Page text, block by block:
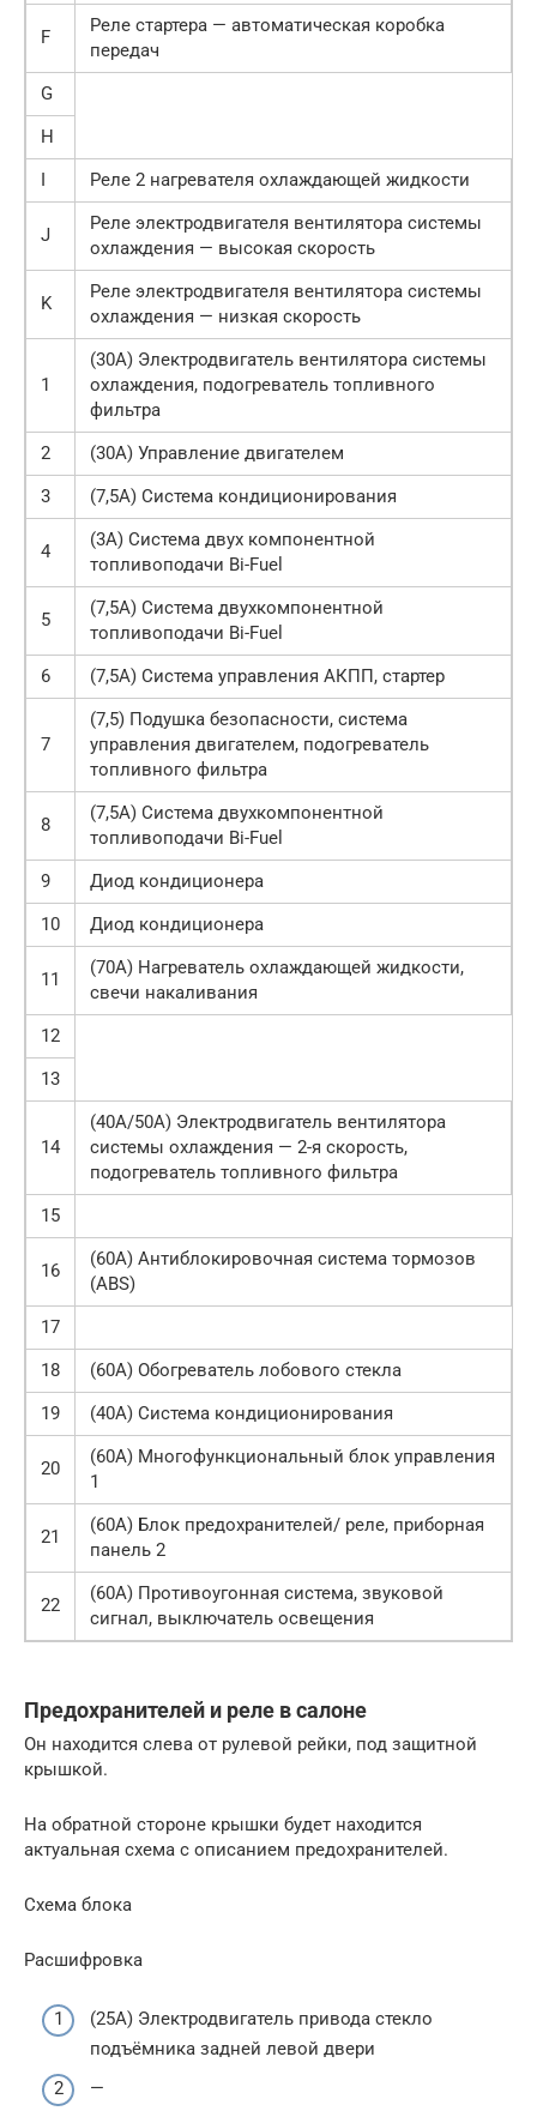
F
Реле стартера — автоматическая коробка
передач
G
H
I
Реле 2 нагревателя охлаждающей жидкости
J
Реле электродвигателя вентилятора системы
охлаждения — высокая скорость
K
Реле электродвигателя вентилятора системы
охлаждения — низкая скорость
1
(30A) Электродвигатель вентилятора системы
охлаждения, подогреватель топливного
фильтра
2
(30А) Управление двигателем
3
(7,5A) Система кондиционирования
4
(3А) Система двух компонентной
топливоподачи Bi-Fuel
5
(7,5А) Система двухкомпонентной
топливоподачи Bi-Fuel
6
(7,5А) Система управления АКПП, стартер
7
(7,5) Подушка безопасности, система
управления двигателем, подогреватель
топливного фильтра
8
(7,5А) Система двухкомпонентной
топливоподачи Bi-Fuel
9
Диод кондиционера
10
Диод кондиционера
11
(70А) Нагреватель охлаждающей жидкости,
свечи накаливания
12
13
14
(40А/50А) Электродвигатель вентилятора
системы охлаждения — 2-я скорость,
подогреватель топливного фильтра
15
16
(60А) Антиблокировочная система тормозов
(ABS)
17
18
(60А) Обогреватель лобового стекла
19
(40А) Система кондиционирования
20
(60А) Многофункциональный блок управления
1
21
(60А) Блок предохранителей/ реле, приборная
панель 2
22
(60A) Противоугонная система, звуковой
сигнал, выключатель освещения
Предохранителей и реле в салоне
Он находится слева от рулевой рейки, под защитной
крышкой.
На обратной стороне крышки будет находится
актуальная схема с описанием предохранителей.
Схема блока
Расшифровка
(25A) Электродвигатель привода стекло
подъёмника задней левой двери
—